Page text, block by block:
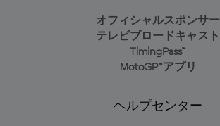
オフィシャルスポンサー
テレビブロードキャスト
TimingPass™
MotoGP™アプリ
ヘルプセンター